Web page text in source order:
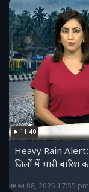
11:40
Heavy Rain
जिलों में भारी
अगस्त 08, 2026 17:55